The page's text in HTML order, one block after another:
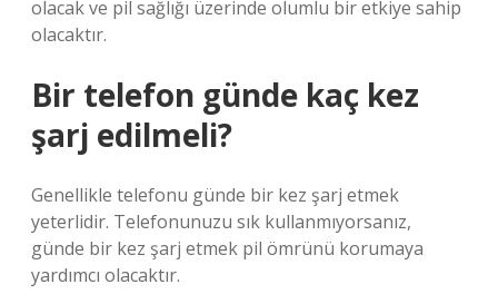
olacak ve pil sağlığı üzerinde olumlu bir etkiye sahip
olacaktır.
Bir telefon günde kaç kez
şarj edilmeli?
Genellikle telefonu günde bir kez şarj etmek
yeterlidir. Telefonunuzu sık kullanmıyorsanız,
günde bir kez şarj etmek pil ömrünü korumaya
yardımcı olacaktır.